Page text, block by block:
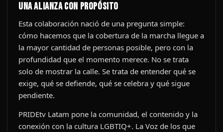
Una alianza con propósito
Esta colaboración nació de una pregunta simple:
cómo hacemos que la cobertura de la marcha llegue a
la mayor cantidad de personas posible, pero con la
profundidad que el momento merece. No se trata
solo de mostrar la calle. Se trata de entender qué se
exige, qué se defiende, qué se celebra y qué sigue
pendiente.
PRIDEtv Latam pone la comunidad, el contenido y la
conexión con la cultura LGBTIQ+. La Voz de los que